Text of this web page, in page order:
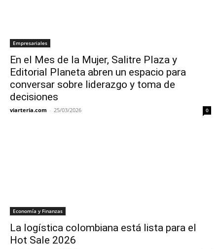
Empresariales
En el Mes de la Mujer, Salitre Plaza y
Editorial Planeta abren un espacio para
conversar sobre liderazgo y toma de
decisiones
viarteria.com - 25/03/2026 0
Economía y Finanzas
La logística colombiana está lista para el
Hot Sale 2026